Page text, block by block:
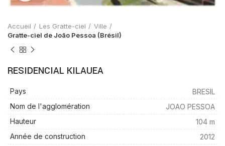
Accueil Les Gratte-ciel
Ville
Gratte-ciel de João Pessoa (Brésil)
RESIDENCIAL KILAUEA
Pays
BRESIL
Nom de l'agglomération
JOAO PESSOA
Hauteur
104 m
Année de construction
2012